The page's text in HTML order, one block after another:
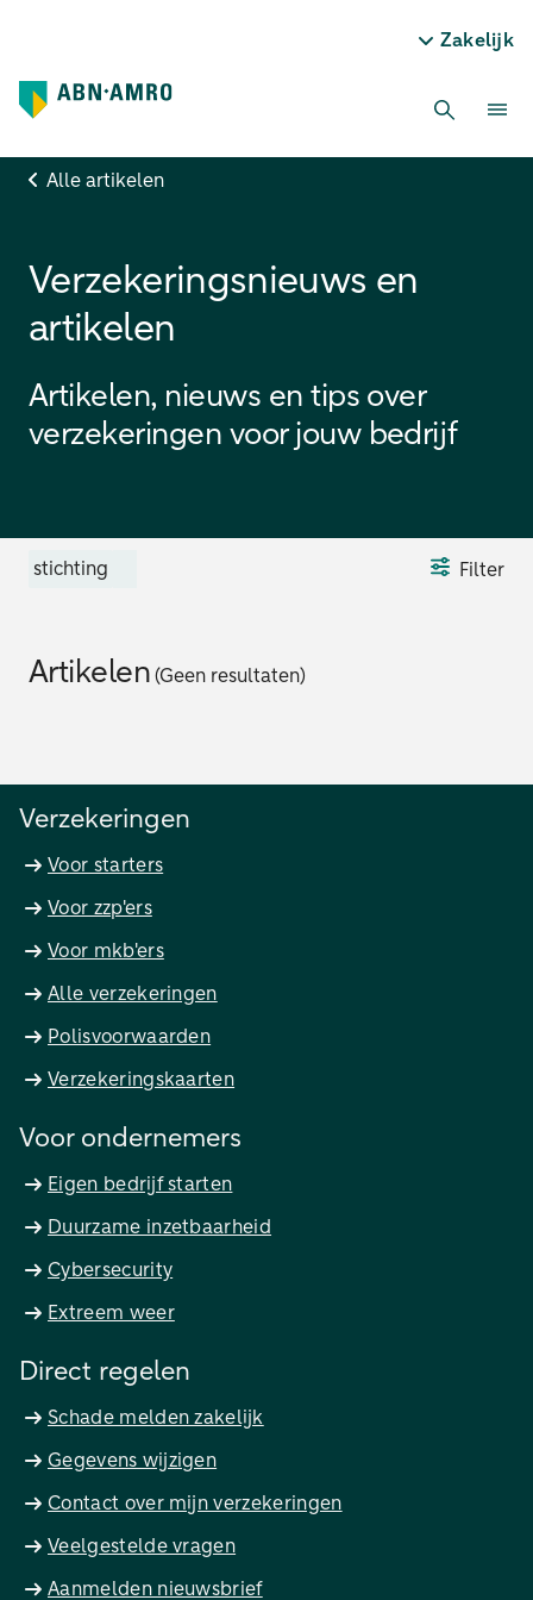
Zakelijk
Alle artikelen
Verzekeringsnieuws en
artikelen
Artikelen, nieuws en tips over
verzekeringen voor jouw bedrijf
stichting Filter
Artikelen (Geen resultaten)
Verzekeringen
Voor starters
Voor zzp'ers
Voor mkb'ers
Alle verzekeringen
Polisvoorwaarden
Verzekeringskaarten
Voor ondernemers
Eigen bedrijf starten
Duurzame inzetbaarheid
Cybersecurity
Extreem weer
Direct regelen
Schade melden zakelijk
Gegevens wijzigen
Contact over mijn verzekeringen
Veelgestelde vragen
Aanmelden nieuwsbrief